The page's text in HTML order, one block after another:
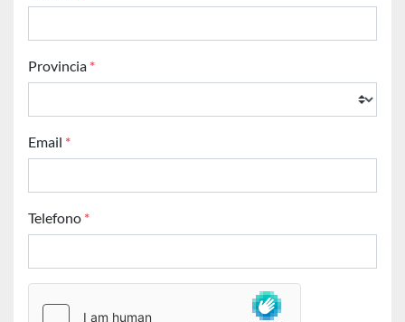
Provincia *
Email *
Telefono *